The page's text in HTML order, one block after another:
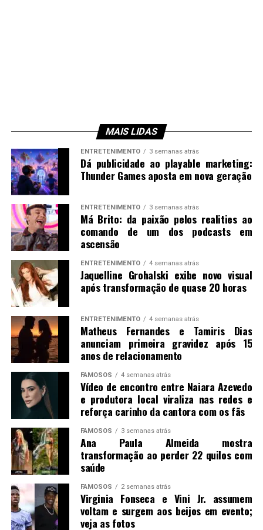
MAIS LIDAS
ENTRETENIMENTO 3 semanas atrás
Dá publicidade ao playable marketing:
Thunder Games aposta em nova geração
ENTRETENIMENTO 3 semanas atrás
Má Brito: da paixão pelos realities ao
comando de um dos podcasts em
ascensão
ENTRETENIMENTO 4 semanas atrás
Jaquelline Grohalski exibe novo visual
após transformação de quase 20 horas
ENTRETENIMENTO 4 semanas atrás
Matheus Fernandes e Tamiris Dias
anunciam primeira gravidez após 15
anos de relacionamento
FAMOSOS 4 semanas atrás
Vídeo de encontro entre Naiara Azevedo
e produtora local viraliza nas redes e
reforça carinho da cantora com os fãs
FAMOSOS 3 semanas atrás
Ana Paula Almeida mostra
transformação ao perder 22 quilos com
saúde
FAMOSOS 2 semanas atrás
Virginia Fonseca e Vini Jr. assumem
voltam e surgem aos beijos em evento;
veja as fotos